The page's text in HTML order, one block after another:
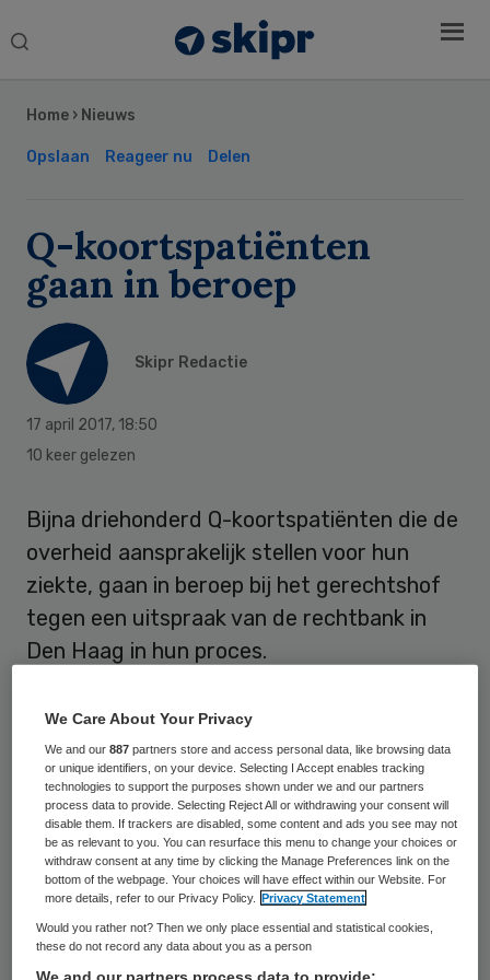
Search
Home › Nieuws
Opslaan Reageer nu Delen
Q-koortspatiënten
gaan in beroep
Skipr Redactie
17 april 2017, 18:50
10 keer gelezen
Bijna driehonderd Q-koortspatiënten die de
overheid aansprakelijk stellen voor hun
ziekte, gaan in beroep bij het gerechtshof
tegen een uitspraak van de rechtbank in
Den Haag in hun proces.
Staat niet onrechtmatig heeft gehandeld
en zijn plicht niet had verzaakt bij de
voorlichting over Q-koorts. Ook de genomen
maatregelen waren voldoende.
Volgens Luc Rohof, een van de advocaten
van de Q-koortspatiënten, steekt het de
patiënten vooral dat de rechtbank
Sidebar
We Care About Your Privacy
We and our887 partners store and access personal data, like browsing data
or unique identifiers, on your device. Selecting I Accept enables tracking
technologies to support the purposes shown under we and our partners
process data to provide. Selecting Reject All or withdrawing your consent will
disable them. If trackers are disabled, some content and ads you see may not
be as relevant to you. You can resurface this menu to change your choices or
withdraw consent at any time by clicking the Manage Preferences link on the
bottom of the webpage. Your choices will have effect within our Website. For
more details, refer to our Privacy Policy.
Privacy Statement
Would you rather not? Then we only place essential and statistical cookies,
these do not record any data about you as a person